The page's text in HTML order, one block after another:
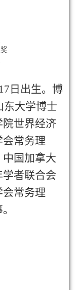
日出生。博
东大学博士
世界经济
常务理
国加拿大
者联合会
常务理